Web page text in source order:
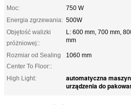
Moc:
750 W
Energia zgrzewania: 500W
Objętość walizki
próżniowej::
L: 600 mm, 700 mm,
mm
Rozmiar od Sealing
Center To Floor::
1060 mm
High Light: automatyczna
urządzenia do